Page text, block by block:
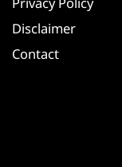
Privacy Policy
Disclaimer
Contact